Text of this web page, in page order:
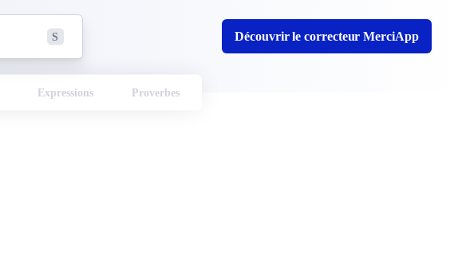
S Découvrir le correcteur MerciApp
Expressions Proverbes